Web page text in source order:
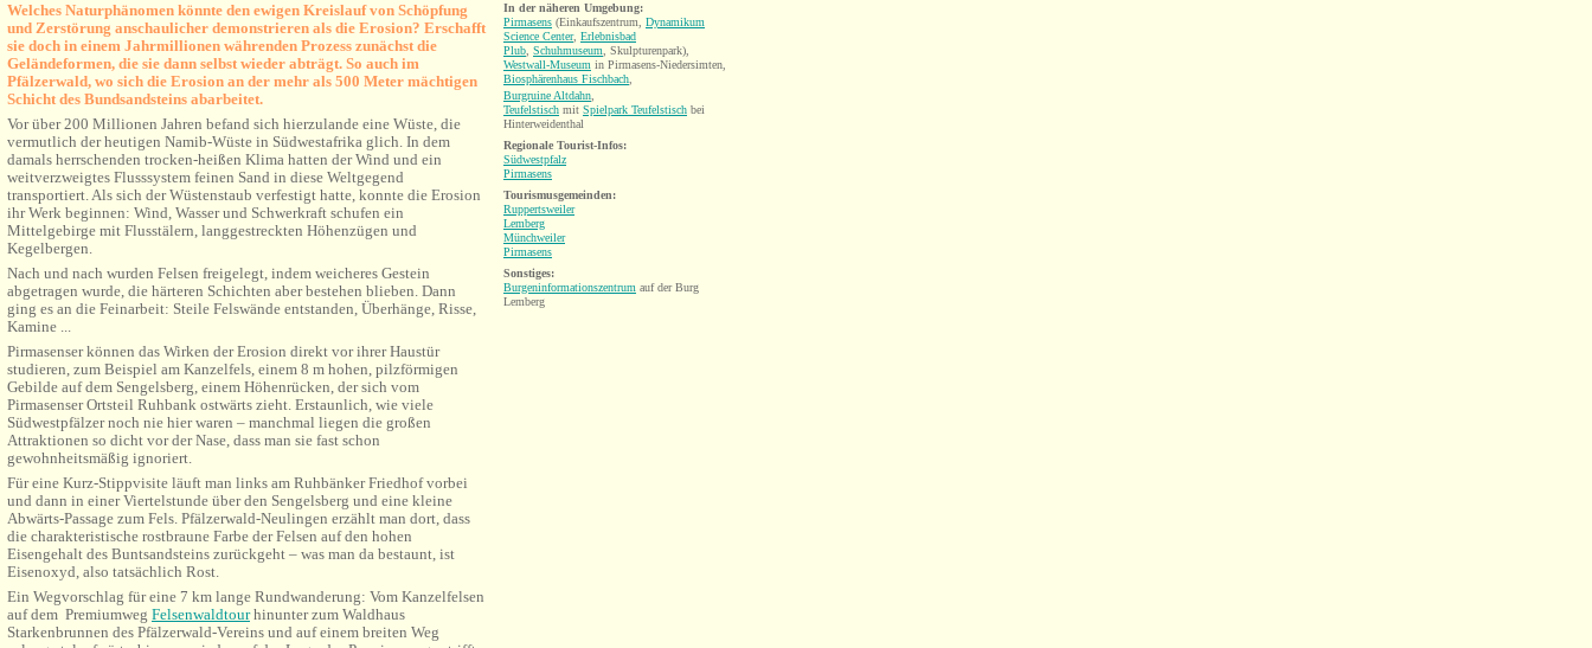
Welches Naturphänomen könnte den ewigen Kreislauf von Schöpfung
und Zerstörung anschaulicher demonstrieren als die Erosion? Erschafft
sie doch in einem Jahrmillionen währenden Prozess zunächst die
Geländeformen, die sie dann selbst wieder abträgt. So auch im
Pfälzerwald, wo sich die Erosion an der mehr als 500 Meter mächtigen
Schicht des Bundsandsteins abarbeitet.
Vor über 200 Millionen Jahren befand sich hierzulande eine Wüste, die
vermutlich der heutigen Namib-Wüste in Südwestafrika glich. In dem
damals herrschenden trocken-heißen Klima hatten der Wind und ein
weitverzweigtes Flusssystem feinen Sand in diese Weltgegend
transportiert. Als sich der Wüstenstaub verfestigt hatte, konnte die Erosion
ihr Werk beginnen: Wind, Wasser und Schwerkraft schufen ein
Mittelgebirge mit Flusstälern, langgestreckten Höhenzügen und
Kegelbergen.
Nach und nach wurden Felsen freigelegt, indem weicheres Gestein
abgetragen wurde, die härteren Schichten aber bestehen blieben. Dann
ging es an die Feinarbeit: Steile Felswände entstanden, Überhänge, Risse,
Kamine ...
Pirmasenser können das Wirken der Erosion direkt vor ihrer Haustür
studieren, zum Beispiel am Kanzelfels, einem 8 m hohen, pilzförmigen
Gebilde auf dem Sengelsberg, einem Höhenrücken, der sich vom
Pirmasenser Ortsteil Ruhbank ostwärts zieht. Erstaunlich, wie viele
Südwestpfälzer noch nie hier waren – manchmal liegen die großen
Attraktionen so dicht vor der Nase, dass man sie fast schon
gewohnheitsmäßig ignoriert.
Für eine Kurz-Stippvisite läuft man links am Ruhbänker Friedhof vorbei
und dann in einer Viertelstunde über den Sengelsberg und eine kleine
Abwärts-Passage zum Fels. Pfälzerwald-Neulingen erzählt man dort, dass
die charakteristische rostbraune Farbe der Felsen auf den hohen
Eisengehalt des Buntsandsteins zurückgeht – was man da bestaunt, ist
Eisenoxyd, also tatsächlich Rost.
Ein Wegvorschlag für eine 7 km lange Rundwanderung: Vom Kanzelfelsen
auf dem Premiumweg Felsenwaldtour hinunter zum Waldhaus
Starkenbrunnen des Pfälzerwald-Vereins und auf einem breiten Weg
In der näheren Umgebung:
Pirmasens (Einkaufszentrum, Dynamikum
Science Center, Erlebnisbad
Plub Schuhmuseum , Skulpturenpark),
Westwall-Museum in Pirmasens-Niedersimten,
Biosphärenhaus Fischbach
Burgruine Altdahn
Teufelstisch mit Spielpark Teufelstisch bei
Hinterweidenthal
Regionale Tourist-Infos:
Südwestpfalz
Pirmasens
Tourismusgemeinden:
Ruppertsweiler
Lemberg
Münchweiler
Pirmasens
Sonstiges:
Burgeninformationszentrum auf der Burg
Lemberg